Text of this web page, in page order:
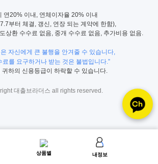
연20% 이내, 연체이자율 20% 이내
부터 체결, 갱신, 연장 되는 계약에 한함),
상환 수수료 없음, 중개 수수료 없음, 추가비용 없음.
자신에게 큰 불행을 안겨줄 수 있습니다,
료를 요구하거나 받는 것은 불법입니다.”
귀하의 신용등급이 하락할 수 있습니다.
대출브라더스 all rights reserved.
상품별 내정보